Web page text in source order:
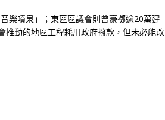
樂噴泉」；東區區議會則曾豪擲逾20萬建
推動的地區工程耗用政府撥款，但未必能改